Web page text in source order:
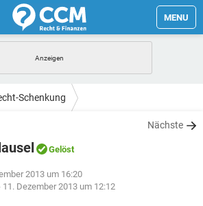
MENU
Schenkung
Nächste
Gelöst
2013 um 16:20
11. Dezember 2013 um 12:12